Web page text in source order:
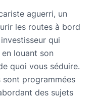
aguerri, un
les routes à bord
qui
en louant son
quoi vous séduire.
sont programmées
des sujets